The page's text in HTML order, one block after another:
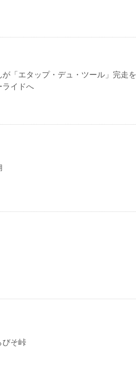
が「エタップ・デュ・ツール」完走を
イドへ
びそ峠